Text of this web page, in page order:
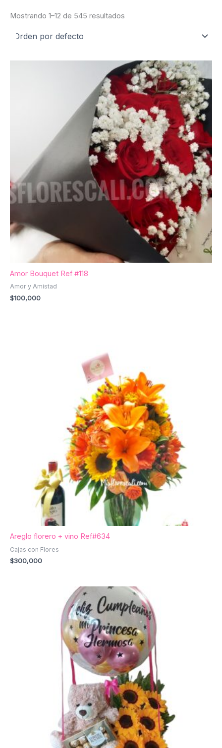
Mostrando 1–12 de 545 resultados
Amor Bouquet Ref #118
Amor y Amistad
$100,000
Areglo florero + vino Ref#634
Cajas con Flores
$300,000